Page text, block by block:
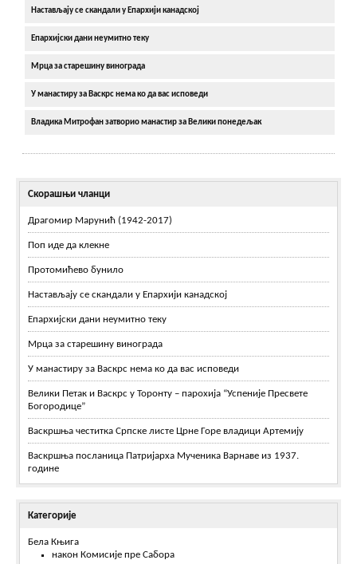
Настављају се скандали у Епархији канадској
Епархијски дани неумитно теку
Мрца за старешину винограда
У манастиру за Васкрс нема ко да вас исповеди
Владика Митрофан затворио манастир за Велики понедељак
Скорашњи чланци
Драгомир Марунић (1942-2017)
Поп иде да клекне
Протомићево бунило
Настављају се скандали у Епархији канадској
Епархијски дани неумитно теку
Мрца за старешину винограда
У манастиру за Васкрс нема ко да вас исповеди
Велики Петак и Васкрс у Торонту – парохија “Успеније Пресвете
Богородице”
Васкршња честитка Српске листе Црне Горе владици Артемију
Васкршња посланица Патријарха Мученика Варнаве из 1937.
године
Категорије
Бела Књига
након Комисије пре Сабора